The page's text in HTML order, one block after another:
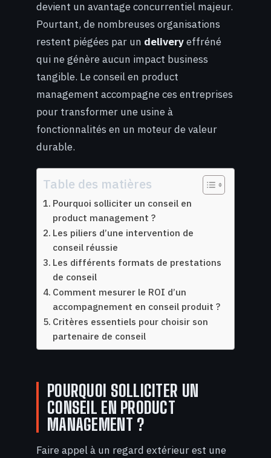
devient un avantage concurrentiel majeur.
Pourtant, de nombreuses organisations
restent piégées par un deliveryeffréné
qui ne génère aucun impact business
tangible. Le conseil en product
management accompagne ces entreprises
pour transformer une usine à
fonctionnalités en un moteur de valeur
durable.
Table des matières
Pourquoi solliciter un conseil en
product management ?
Les piliers d’une intervention de
conseil réussie
Les différents formats de prestations
de conseil
Comment mesurer le ROI d’un
accompagnement en conseil produit ?
Critères essentiels pour choisir son
partenaire de conseil
POURQUOI SOLLICITER UN
CONSEIL EN PRODUCT
MANAGEMENT ?
Faire appel à un regard extérieur est une